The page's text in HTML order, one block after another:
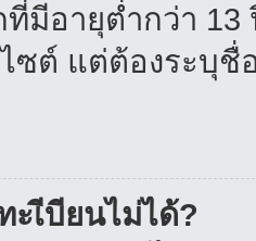
ที่มีอายุต่ำกว่า
ไซต์ แต่ต้องระบุ
ะเีบียนไม่ได้?